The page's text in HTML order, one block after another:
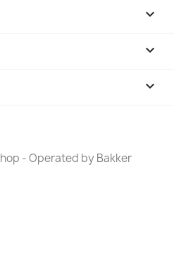


keyboard_arrow_down
- Operated by Bakker